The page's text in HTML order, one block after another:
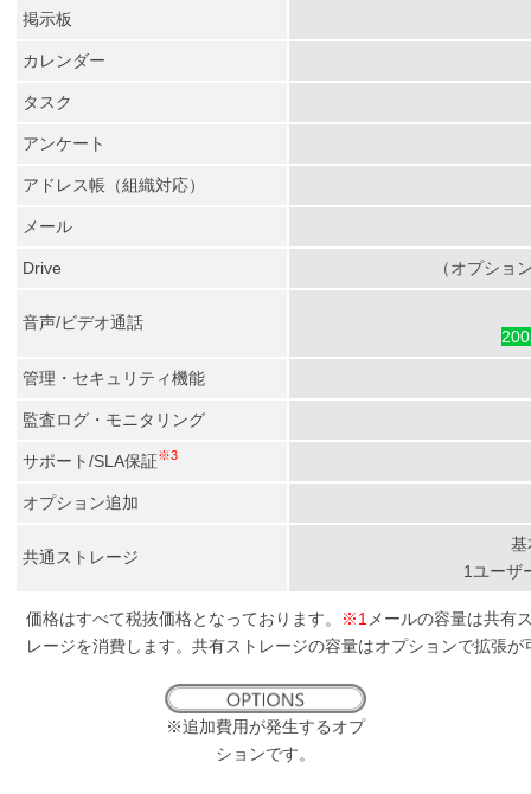
掲示板
カレンダー
タスク
アンケート
アドレス帳（組織対応）
メール
Drive （オプショ
音声/ビデオ通話
管理・セキュリティ機能
監査ログ・モニタリング
サポート/SLA保証※3
オプション追加
共通ストレージ
基
1ユーザ
価格はすべて税抜価格となっております。 ※1 メールの容量は共有
レージを消費します。共有ストレージの容量はオプションで拡張が
※追加費用が発生するオプ
ションです。